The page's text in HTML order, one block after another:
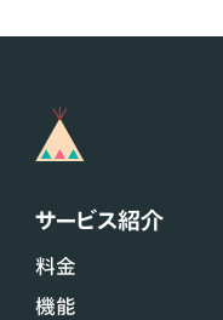
サービス紹介
料金
機能